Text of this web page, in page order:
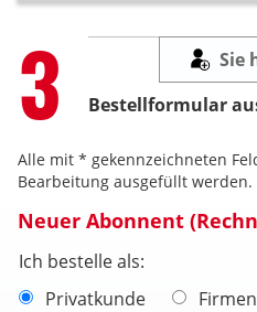
Step
3 Bestellformular
Sie
Alle mit * gekennzeichneten
Bearbeitung ausgefüllt werden.
Neuer Abonnent
Ich bestelle als:
Privatkunde